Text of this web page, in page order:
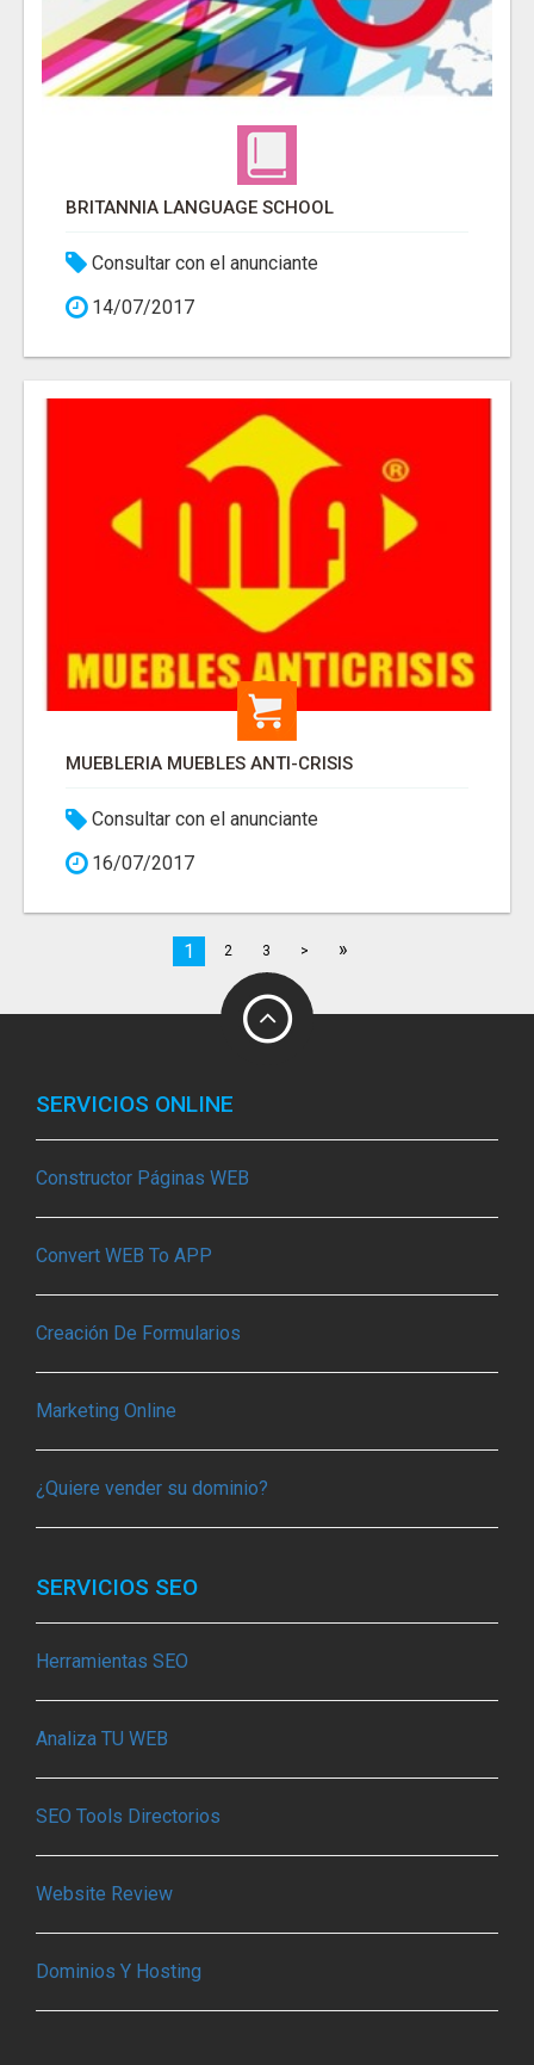
BRITANNIA LANGUAGE SCHOOL
Consultar con el anunciante
14/07/2017
MUEBLERIA MUEBLES ANTI-CRISIS
Consultar con el anunciante
16/07/2017
1 2 3 > »
SERVICIOS ONLINE
Constructor Páginas WEB
Convert WEB To APP
Creación De Formularios
Marketing Online
¿Quiere vender su dominio?
SERVICIOS SEO
Herramientas SEO
Analiza TU WEB
SEO Tools Directorios
Website Review
Dominios Y Hosting